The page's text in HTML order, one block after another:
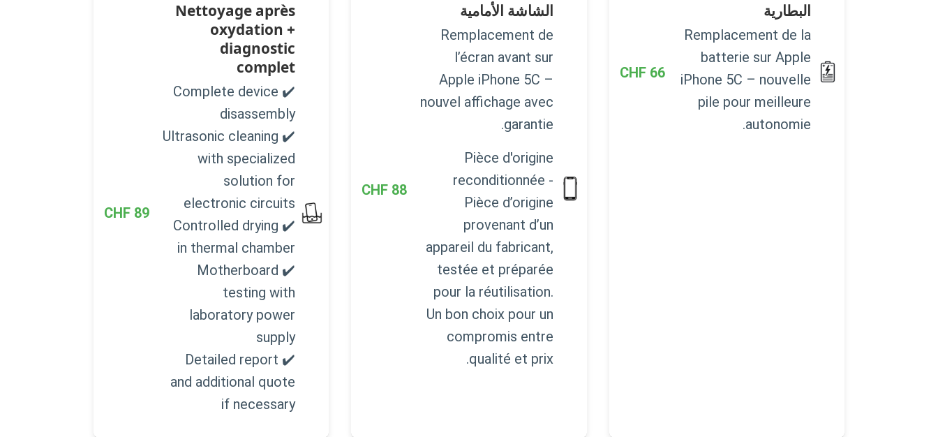
البطارية
Remplacement de la
batterie sur Apple
iPhone 5C – nouvelle
pile pour meilleure
autonomie.
66
CHF
الشاشة الأمامية
Remplacement de
l’écran avant sur
Apple iPhone 5C –
nouvel affichage avec
garantie.
Pièce d'origine
reconditionnée -
Pièce d’origine
provenant d’un
appareil du fabricant,
testée et préparée
pour la réutilisation.
Un bon choix pour un
compromis entre
qualité et prix.
88
Nettoyage après
oxydation +
diagnostic
complet
✔️ Complete device
disassembly
✔️ Ultrasonic cleaning
with specialized
solution for
electronic circuits
✔️ Controlled drying
in thermal chamber
✔️ Motherboard
testing with
laboratory power
supply
✔️ Detailed report
and additional quote
if necessary
89